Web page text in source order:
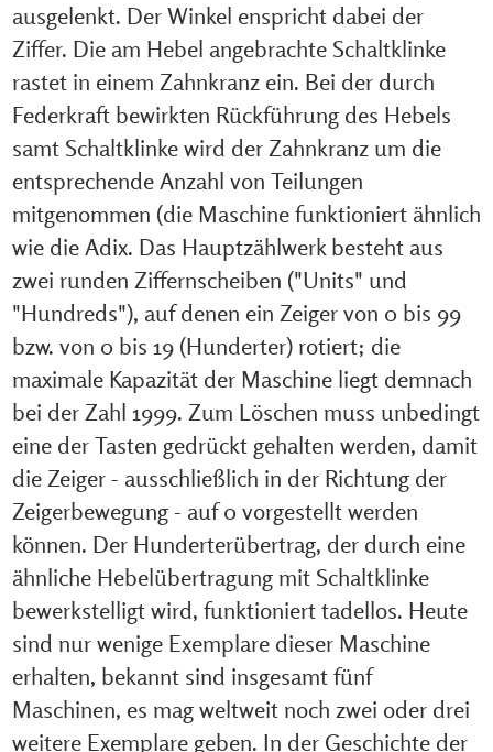
ausgelenkt. Der Winkel enspricht dabei der
Ziffer. Die am Hebel angebrachte Schaltklinke
rastet in einem Zahnkranz ein. Bei der durch
Federkraft bewirkten Rückführung des Hebels
samt Schaltklinke wird der Zahnkranz um die
entsprechende Anzahl von Teilungen
mitgenommen (die Maschine funktioniert ähnlich
wie die Adix. Das Hauptzählwerk besteht aus
zwei runden Ziffernscheiben ("Units" und
"Hundreds"), auf denen ein Zeiger von 0 bis 99
bzw. von 0 bis 19 (Hunderter) rotiert; die
maximale Kapazität der Maschine liegt demnach
bei der Zahl 1999. Zum Löschen muss unbedingt
eine der Tasten gedrückt gehalten werden, damit
die Zeiger - ausschließlich in der Richtung der
Zeigerbewegung - auf 0 vorgestellt werden
können. Der Hunderterübertrag, der durch eine
ähnliche Hebelübertragung mit Schaltklinke
bewerkstelligt wird, funktioniert tadellos. Heute
sind nur wenige Exemplare dieser Maschine
erhalten, bekannt sind insgesamt fünf
Maschinen, es mag weltweit noch zwei oder drei
weitere Exemplare geben. In der Geschichte der